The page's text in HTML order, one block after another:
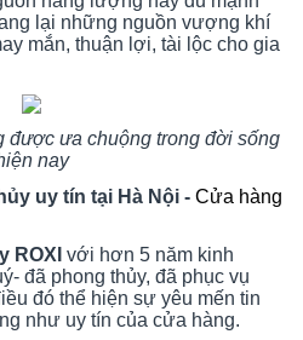
lại những nguồn vượng khí
mắn, thuận lợi, tài lộc cho gia
được ưa chuộng trong đời sống
nay
uy tín tại Hà Nội - Cửa hàng
ROXI với hơn 5 năm kinh
đã phong thủy, đã phục vụ
đó thể hiện sự yêu mến tin
như uy tín của cửa hàng.